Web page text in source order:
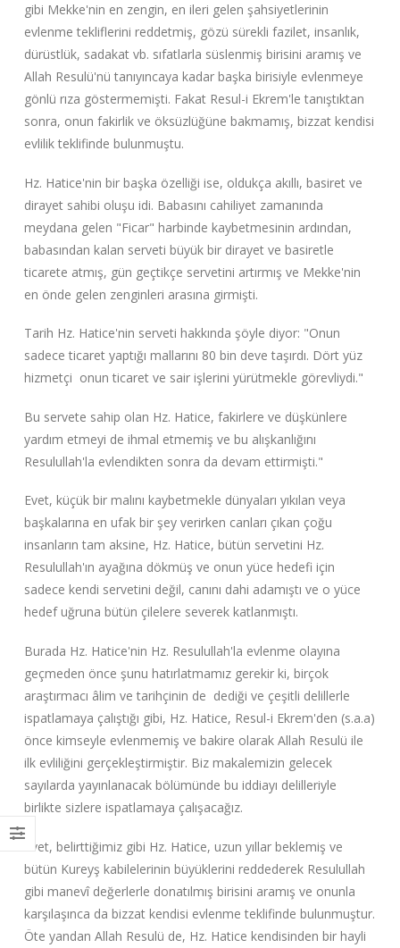
gibi Mekke'nin en zengin, en ileri gelen şahsiyetlerinin
evlenme tekliflerini reddetmiş, gözü sürekli fazilet, insanlık,
dürüstlük, sadakat vb. sıfatlarla süslenmiş birisini aramış ve
Allah Resulü'nü tanıyıncaya kadar başka birisiyle evlenmeye
gönlü rıza göstermemişti. Fakat Resul-i Ekrem'le tanıştıktan
sonra, onun fakirlik ve öksüzlüğüne bakmamış, bizzat kendisi
evlilik teklifinde bulunmuştu.
Hz. Hatice'nin bir başka özelliği ise, oldukça akıllı, basiret ve
dirayet sahibi oluşu idi. Babasını cahiliyet zamanında
meydana gelen "Ficar" harbinde kaybetmesinin ardından,
babasından kalan serveti büyük bir dirayet ve basiretle
ticarete atmış, gün geçtikçe servetini artırmış ve Mekke'nin
en önde gelen zenginleri arasına girmişti.
Tarih Hz. Hatice'nin serveti hakkında şöyle diyor: "Onun
sadece ticaret yaptığı mallarını 80 bin deve taşırdı. Dört yüz
hizmetçi onun ticaret ve sair işlerini yürütmekle görevliydi."
Bu servete sahip olan Hz. Hatice, fakirlere ve düşkünlere
yardım etmeyi de ihmal etmemiş ve bu alışkanlığını
Resulullah'la evlendikten sonra da devam ettirmişti."
Evet, küçük bir malını kaybetmekle dünyaları yıkılan veya
başkalarına en ufak bir şey verirken canları çıkan çoğu
insanların tam aksine, Hz. Hatice, bütün servetini Hz.
Resulullah'ın ayağına dökmüş ve onun yüce hedefi için
sadece kendi servetini değil, canını dahi adamıştı ve o yüce
hedef uğruna bütün çilelere severek katlanmıştı.
Burada Hz. Hatice'nin Hz. Resulullah'la evlenme olayına
geçmeden önce şunu hatırlatmamız gerekir ki, birçok
araştırmacı âlim ve tarihçinin de dediği ve çeşitli delillerle
ispatlamaya çalıştığı gibi, Hz. Hatice, Resul-i Ekrem'den (s.a.a)
önce kimseyle evlenmemiş ve bakire olarak Allah Resulü ile
ilk evliliğini gerçekleştirmiştir. Biz makalemizin gelecek
sayılarda yayınlanacak bölümünde bu iddiayı delilleriyle
birlikte sizlere ispatlamaya çalışacağız.
Evet, belirttiğimiz gibi Hz. Hatice, uzun yıllar beklemiş ve
bütün Kureyş kabilelerinin büyüklerini reddederek Resulullah
gibi manevî değerlerle donatılmış birisini aramış ve onunla
karşılaşınca da bizzat kendisi evlenme teklifinde bulunmuştur.
Öte yandan Allah Resulü de, Hz. Hatice kendisinden bir hayli